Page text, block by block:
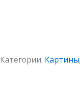
Категории: Картины,